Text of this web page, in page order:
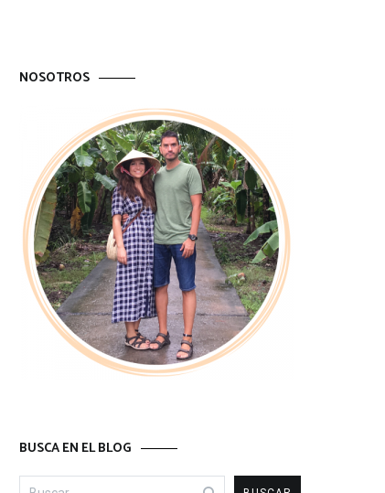
NOSOTROS
BUSCA EN EL BLOG
Buscar: